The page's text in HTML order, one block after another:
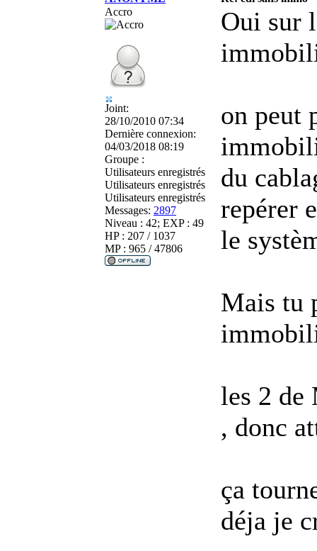
Accro
Joint:
28/10/2010 07:34
Dernière connexion:
04/03/2018 08:19
Groupe :
Utilisateurs enregistrés
Utilisateurs enregistrés
Utilisateurs enregistrés
Messages: 2897
Niveau : 42; EXP : 49
HP : 207 / 1037
MP : 965 / 47806
Oui sur
on peut
du
repérer
le
Mais tu
les 2 de
, donc
ça
déja je